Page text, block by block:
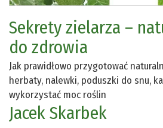
Sekrety zielarza –
do zdrowia
Jak prawidłowo przygotować
herbaty, nalewki, poduszki do snu,
wykorzystać moc roślin
Jacek Skarbek